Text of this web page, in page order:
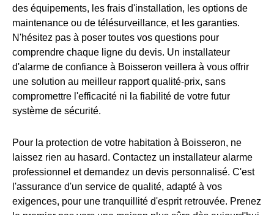
des équipements, les frais d'installation, les options de
maintenance ou de télésurveillance, et les garanties.
N'hésitez pas à poser toutes vos questions pour
comprendre chaque ligne du devis. Un installateur
d'alarme de confiance à Boisseron veillera à vous offrir
une solution au meilleur rapport qualité-prix, sans
compromettre l'efficacité ni la fiabilité de votre futur
système de sécurité.
Pour la protection de votre habitation à Boisseron, ne
laissez rien au hasard. Contactez un installateur alarme
professionnel et demandez un devis personnalisé. C'est
l'assurance d'un service de qualité, adapté à vos
exigences, pour une tranquillité d'esprit retrouvée. Prenez